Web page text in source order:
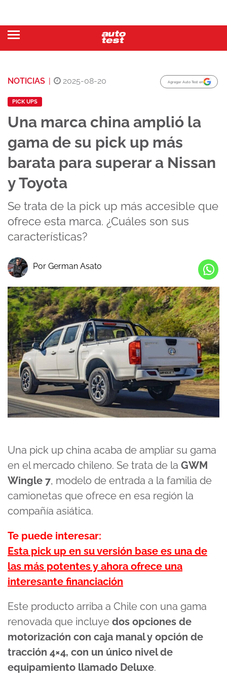
NOTICIAS | 2025-08-20 Agregar Auto Test en
PICK UPS
Una marca china amplió la
gama de su pick up más
barata para superar a Nissan
y Toyota
Se trata de la pick up más accesible que
ofrece esta marca. ¿Cuáles son sus
características?
Por German Asato
Una pick up china acaba de ampliar su gama
en el mercado chileno. Se trata de la GWM
Wingle 7, modelo de entrada a la familia de
camionetas que ofrece en esa región la
compañía asiática.
Te puede interesar:
Esta pick up en su versión base es una de
las más potentes y ahora ofrece una
interesante financiación
Este producto arriba a Chile con una gama
renovada que incluye dos opciones de
motorización con caja manal y opción de
tracción 4×4, con un único nivel de
equipamiento llamado Deluxe.